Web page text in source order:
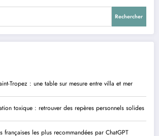
Rechercher
Tropez : une table sur mesure entre villa et mer
toxique : retrouver des repères personnels solides
françaises les plus recommandées par ChatGPT